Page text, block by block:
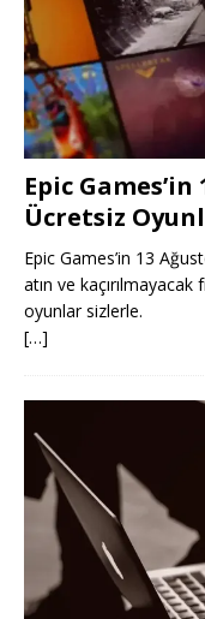
Epic Games’in
Ücretsiz
Epic Games’in 13
atın ve kaçırılmayacak
oyunlar sizlerle.
[…]